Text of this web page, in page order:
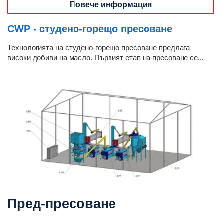
Повече информация
CWP - студено-горещо пресоване
Технологията на студено-горещо пресоване предлага
високи добиви на масло. Първият етап на пресоване се...
Пред-пресоване